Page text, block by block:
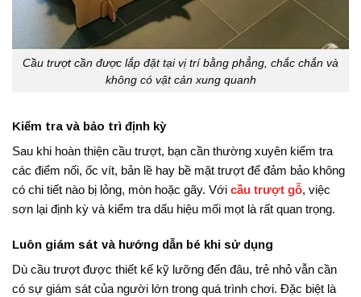
Cầu trượt cần được lắp đặt tại vị trí bằng phẳng, chắc chắn và
không có vật cản xung quanh
Kiểm tra và bảo trì định kỳ
Sau khi hoàn thiện cầu trượt, bạn cần thường xuyên kiểm tra
các điểm nối, ốc vít, bản lề hay bề mặt trượt để đảm bảo không
có chi tiết nào bị lỏng, mòn hoặc gãy. Với cầu trượt gỗ, việc
sơn lại định kỳ và kiểm tra dấu hiệu mối mọt là rất quan trọng.
Luôn giám sát và hướng dẫn bé khi sử dụng
Dù cầu trượt được thiết kế kỹ lưỡng đến đâu, trẻ nhỏ vẫn cần
có sự giám sát của người lớn trong quá trình chơi. Đặc biệt là